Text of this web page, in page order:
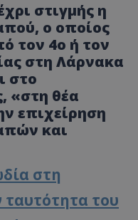
στιγμής η
ο οποίος
τον 4ο ή τον
στη Λάρνακα
στο
«στη θέα
επιχείρηση
και
στη
του